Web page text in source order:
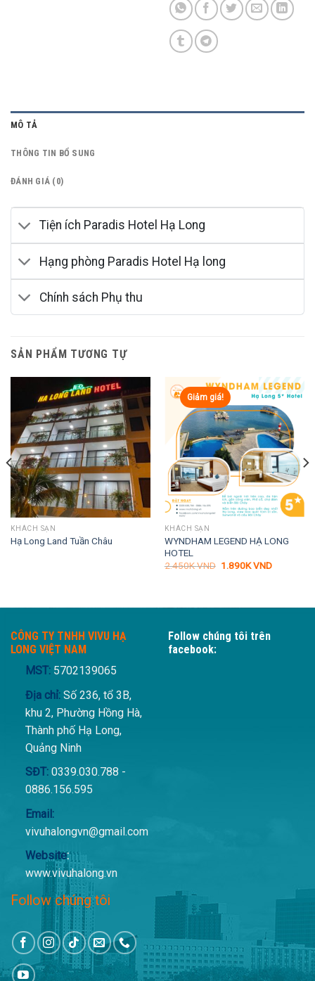
MÔ TẢ
THÔNG TIN BỔ SUNG
ĐÁNH GIÁ (0)
Tiện ích Paradis Hotel Hạ Long
Hạng phòng Paradis Hotel Hạ long
Chính sách Phụ thu
SẢN PHẨM TƯƠNG TỰ
KHÁCH SẠN
Hạ Long Land Tuần Châu
Giảm giá!
KHÁCH SẠN
WYNDHAM LEGEND HẠ LONG
HOTEL
2.450KVND Giá
1.890KVNDGiá
CÔNG TY TNHH VIVU HẠ
LONG VIỆT NAM
MST: 5702139065
Địa chỉ:Số 236, tổ 3B,
khu 2, Phường Hồng Hà,
Thành phố Hạ Long,
Quảng Ninh
SĐT:0339.030.788 -
0886.156.595
Email:
vivuhalongvn@gmail.com
Website:
www.vivuhalong.vn
Follow chúng tôi
Follow chúng tôi trên
facebook: